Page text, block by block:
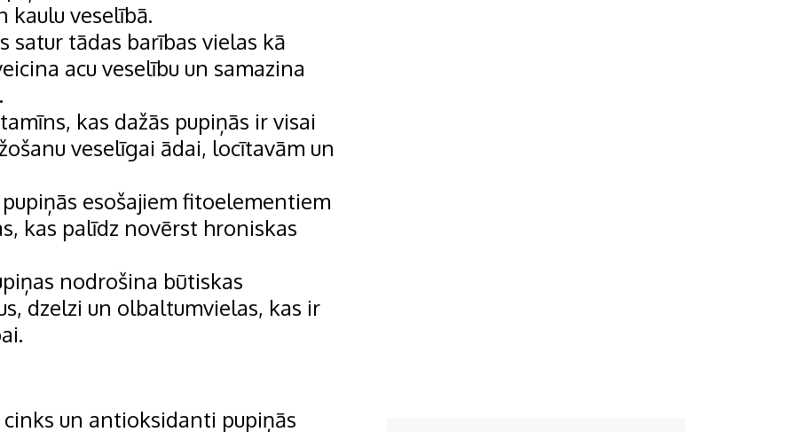
kaulu veselībā.
satur tādas barības vielas kā
acu veselību un samazina
kas dažās pupiņās ir visai
veselīgai ādai, locītavām un
esošajiem fitoelementiem
kas palīdz novērst hroniskas
nodrošina būtiskas
dzelzi un olbaltumvielas, kas ir
cinks un antioksidanti pupiņās